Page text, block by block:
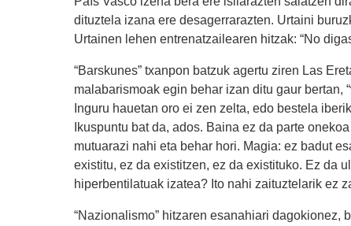
dituztela izana ere desagerrarazten. Urtaini
Urtainen lehen entrenatzailearen hitzak: “No
“Barskunes” txanpon batzuk agertu ziren Las
malabarismoak egin behar izan ditu gaur bertan,
Inguru hauetan oro ei zen zelta, edo bestela
Ikuspuntu bat da, ados. Baina ez da parte
mutuarazi nahi eta behar hori. Magia: ez badut
existitu, ez da existitzen, ez da existituko. Ez da
hiperbentilatuak izatea? Ito nahi zaituztelarik ez
“Nazionalismo” hitzaren esanahiari dagokionez,